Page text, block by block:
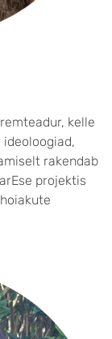
kelle
rakendab
projektis